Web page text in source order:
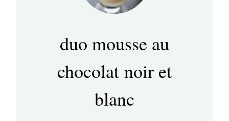
duo mousse au
chocolat noir et
blanc